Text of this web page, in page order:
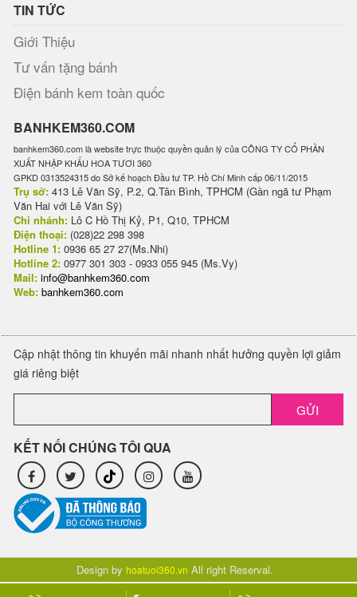
TIN TỨC
Giới Thiệu
Tư vấn tặng bánh
Điện bánh kem toàn quốc
BANHKEM360.COM
banhkem360.com là website trực thuộc quyền quản lý của CÔNG TY CỔ PHẦN
XUẤT NHẬP KHẨU HOA TƯƠI 360
GPKD 0313524315 do Sở kế hoạch Đầu tư TP. Hồ Chí Minh cấp 06/11/2015
Trụ sở: 413 Lê Văn Sỹ, P.2, Q.Tân Bình, TPHCM (Gần ngã tư Phạm
Văn Hai với Lê Văn Sỹ)
Chi nhánh: Lô C Hồ Thị Kỷ, P1, Q10, TPHCM
Điện thoại: (028)22 298 398
Hotline 1: 0936 65 27 27(Ms.Nhi)
Hotline 2: 0977 301 303 - 0933 055 945 (Ms.Vy)
Mail: info@banhkem360.com
Web: banhkem360.com
Cập nhật thông tin khuyến mãi nhanh nhất hưởng quyền lợi giảm
giá riêng biệt
GỬI
KẾT NỐI CHÚNG TÔI QUA
Design by hoatuoi360.vn All right Reserval.